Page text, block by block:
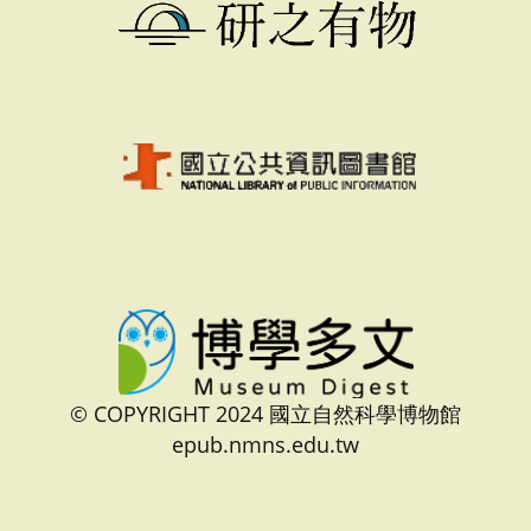
© COPYRIGHT 2024 國立自然科學博物館
epub.nmns.edu.tw